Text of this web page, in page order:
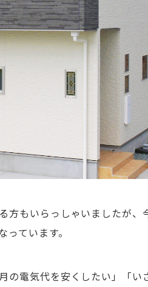
方もいらっしゃいましたが、
ています。
の電気代を安くしたい」「い